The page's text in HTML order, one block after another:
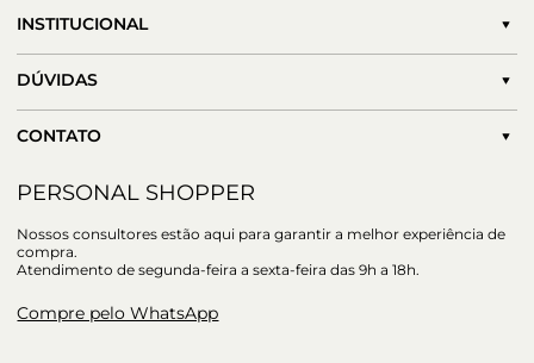
INSTITUCIONAL
DÚVIDAS
CONTATO
PERSONAL SHOPPER
Nossos consultores estão aqui para garantir a melhor experiência de
compra.
Atendimento de segunda-feira a sexta-feira das 9h a 18h.
Compre pelo WhatsApp